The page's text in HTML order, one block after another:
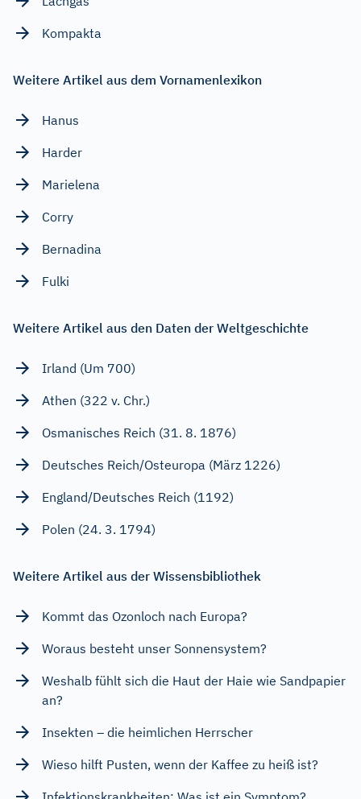
Kompakta
Weitere Artikel aus dem Vornamenlexikon
Hanus
Harder
Marielena
Corry
Bernadina
Fulki
Weitere Artikel aus den Daten der Weltgeschichte
Irland (Um 700)
Athen (322 v. Chr.)
Osmanisches Reich (31. 8. 1876)
Deutsches Reich/Osteuropa (März 1226)
England/Deutsches Reich (1192)
Polen (24. 3. 1794)
Weitere Artikel aus der Wissensbibliothek
Kommt das Ozonloch nach Europa?
Woraus besteht unser Sonnensystem?
Weshalb fühlt sich die Haut der Haie wie Sandpapier
an?
Insekten – die heimlichen Herrscher
Wieso hilft Pusten, wenn der Kaffee zu heiß ist?